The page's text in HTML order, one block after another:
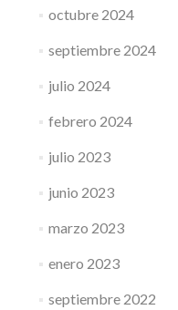
octubre 2024
septiembre 2024
julio 2024
febrero 2024
julio 2023
junio 2023
marzo 2023
enero 2023
septiembre 2022